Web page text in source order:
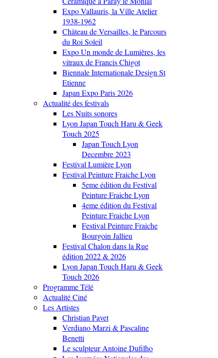
Expo Vallauris, la Ville Atelier
1938-1962
Château de Versailles, le Parcours
du Roi Soleil
Expo Un monde de Lumières, les
vitraux de Francis Chigot
Biennale Internationale Design St
Etienne
Japan Expo Paris 2026
Actualité des festivals
Les Nuits sonores
Lyon Japan Touch Haru & Geek
Touch 2025
Japan Touch Lyon
Decembre 2023
Festival Lumière Lyon
Festival Peinture Fraiche Lyon
5eme édition du Festival
Peinture Fraiche Lyon
4eme édition du Festival
Peinture Fraiche Lyon
Festival Peinture Fraiche
Bourgoin Jallieu
Festival Chalon dans la Rue
édition 2022 & 2026
Lyon Japan Touch Haru & Geek
Touch 2026
Programme Télé
Actualité Ciné
Les Artistes
Christian Pavet
Verdiano Marzi & Pascaline
Benetti
Le sculpteur Antoine Dufilho